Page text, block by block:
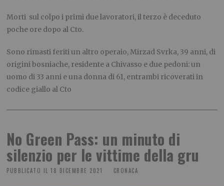
Morti sul colpo i primi due lavoratori, il terzo è deceduto
poche ore dopo al Cto.
Sono rimasti feriti un altro operaio, Mirzad Svrka, 39 anni, di
origini bosniache, residente a Chivasso e due pedoni: un
uomo di 33 anni e una donna di 61, entrambi ricoverati in
codice giallo al Cto
No Green Pass: un minuto di
silenzio per le vittime della gru
PUBBLICATO IL 18 DICEMBRE 2021 CRONACA